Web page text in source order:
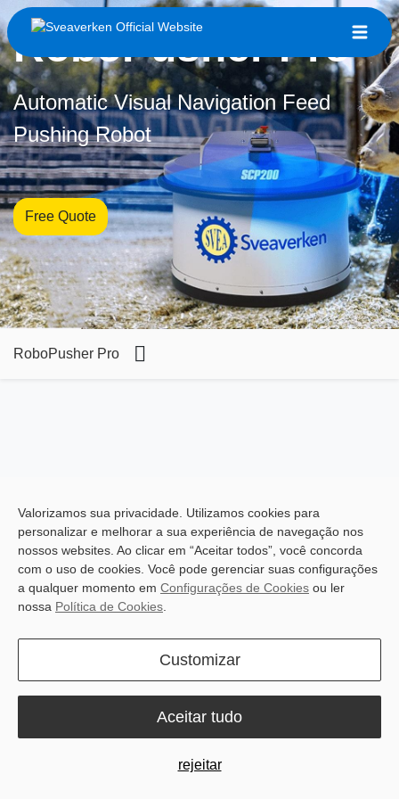
RoboPusher Pro
Automatic Visual Navigation Feed
Pushing Robot
Free Quote
RoboPusher Pro
Visual Navigation
Enables Smart Obstacle
Avoidance
Real-time Remote
Monitoring
2.5 h Fully Charging for
Valorizamos sua privacidade. Utilizamos cookies para
personalizar e melhorar a sua experiência de navegação nos
nossos websites. Ao clicar em “Aceitar todos”, você concorda
com o uso de cookies. Você pode gerenciar suas configurações
a qualquer momento em Configurações de Cookies ou ler
nossa Política de Cookies
Customizar
rejeitar
Aceitar tudo